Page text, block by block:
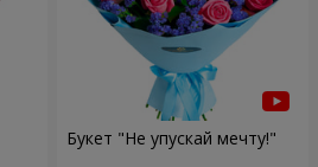
Букет "Не упускай мечту!"